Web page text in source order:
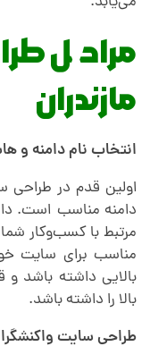
مراحل
مازندران
انتخاب نام دامنه و
اولین قدم در طراحی
دامنه مناسب است.
مرتبط با کسب‌وکار
مناسب برای سایت
بالایی داشته باشد و
بالا را داشته باشد.
طراحی سایت واکنشگرا